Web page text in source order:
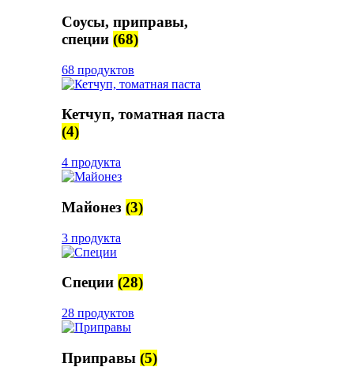
Соусы, приправы,
специи (68)
68 продуктов
Кетчуп, томатная паста
(4)
4 продукта
Майонез (3)
3 продукта
Специи (28)
28 продуктов
Приправы (5)